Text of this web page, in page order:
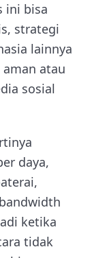
ini bisa
strategi
lainnya
atau
sosial
daya,
ketika
tidak